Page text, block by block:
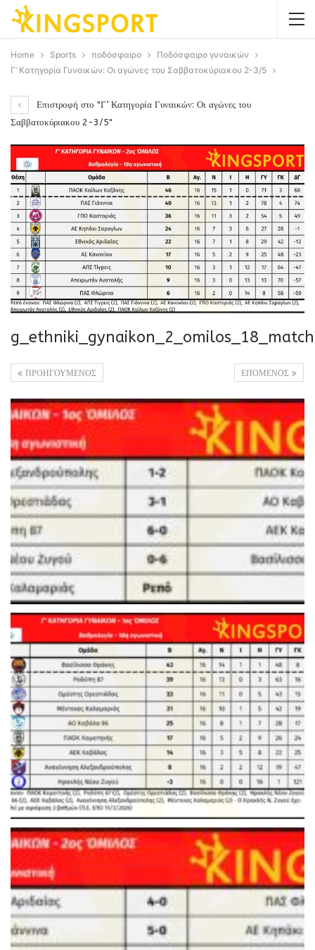
Home Sports ποδόσφαιρο
Ποδόσφαιρο γυναικών
Γ’ Κατηγορία Γυναικών: Οι αγώνες του Σαββατοκύριακου 2-3/5
Επιστροφή στο "Γ’ Κατηγορία Γυναικών: Οι αγώνες του
Σαββατοκύριακου 2-3/5"
ΕΠΟΜΕΝΟΣ
ΠΡΟΗΓΟΥΜΕΝΟΣ